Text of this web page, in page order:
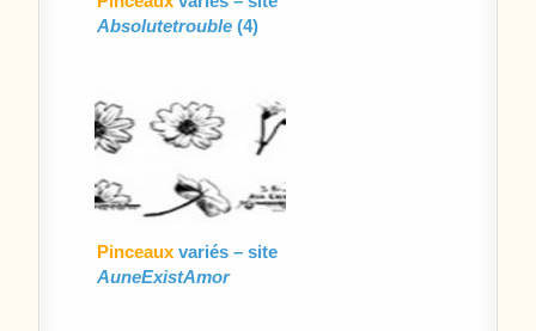
Absolutetrouble (4)
Pinceaux variés – site
AuneExistAmor